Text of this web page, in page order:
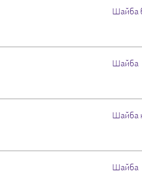
Шайба
Шайба
Шайба
Шайба